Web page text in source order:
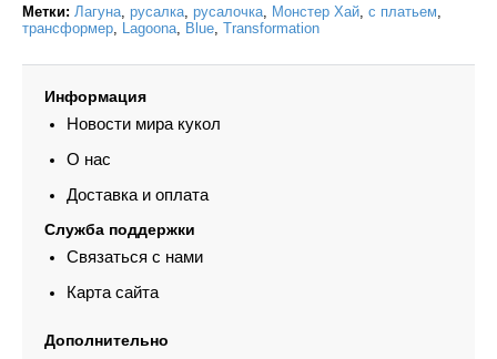
Метки: Лагуна русалка русалочка Монстер Хай с платьем
трансформер Lagoona Blue Transformation
Информация
Новости мира кукол
О нас
Доставка и оплата
Служба поддержки
Связаться с нами
Карта сайта
Дополнительно